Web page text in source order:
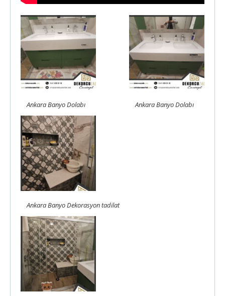
Ankara Banyo Dolabı Ankara Banyo Dolabı
Ankara Banyo Dekorasyon tadilat